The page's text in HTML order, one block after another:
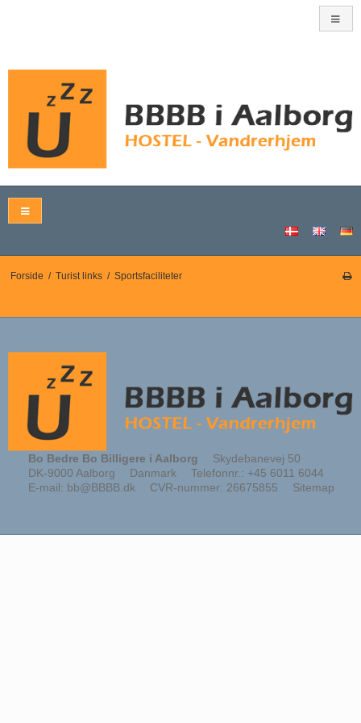
Forside / Turist links / Sportsfaciliteter
Bo Bedre Bo Billigere i Aalborg
Skydebanevej 50
DK-9000 Aalborg
Danmark Telefonnr. : +45 6011 6044
E-mail: bb@BBBB.dk CVR-nummer: 26675855 Sitemap